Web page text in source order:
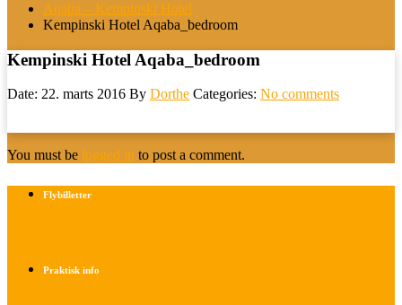
Aqaba – Kempinski Hotel
Kempinski Hotel Aqaba_bedroom
Kempinski Hotel Aqaba_bedroom
Date: 22. marts 2016 By Dorthe Categories: No comments
You must be logged in to post a comment.
Flybilletter
Praktisk info